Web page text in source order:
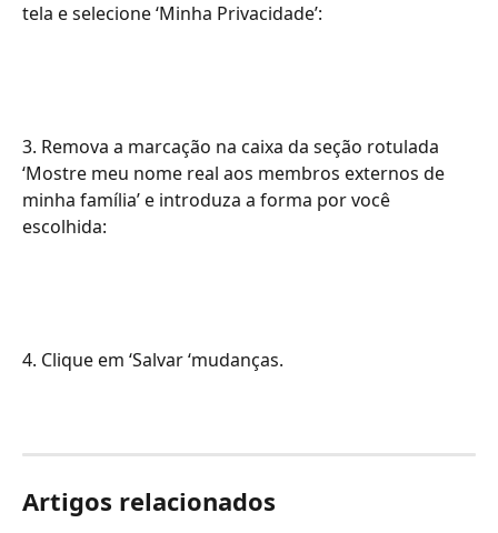
tela e selecione ‘Minha Privacidade’:
​​​​​​​​​3. Remova a marcação na caixa da seção rotulada
‘Mostre meu nome real aos membros externos de
minha família’ e introduza a forma por você
escolhida:
​​​​​​​​​​​​4. Clique em ‘Salvar ‘mudanças.​
Artigos relacionados